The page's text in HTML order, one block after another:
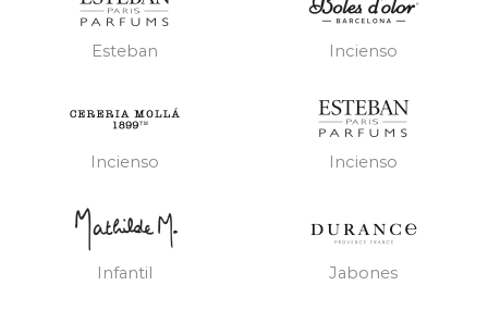
Esteban Incienso
Incienso Incienso
Infantil Jabones